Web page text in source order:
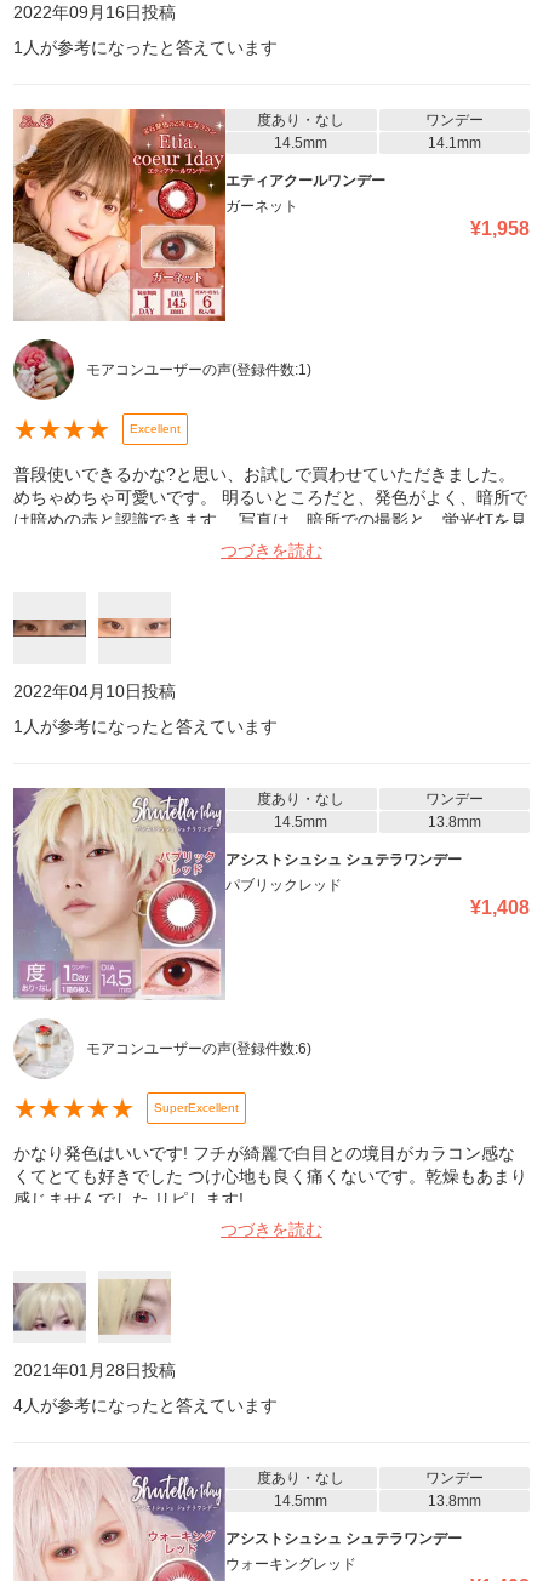
2022年09月16日投稿
1 人が参考になったと答えています
度あり・なし
ワンデー
14.5mm
14.1mm
エティアクールワンデー
ガーネット
¥1,958
モアコンユーザーの声(登録件数:1)
★★★★ Excellent
普段使いできるかな?と思い、お試しで買わせていただきました。
めちゃめちゃ可愛いです。 明るいところだと、発色がよく、暗所で
は暗めの赤と認識できます。 写真は、暗所での撮影と、蛍光灯を見
上げてのお写真になります。是非参考にしてみてください。
つづきを読む
2022年04月10日投稿
1 人が参考になったと答えています
度あり・なし
ワンデー
14.5mm
13.8mm
アシストシュシュ シュテラワンデー
パブリックレッド
¥1,408
モアコンユーザーの声(登録件数:6)
★★★★★ SuperExcellent
かなり発色はいいです! フチが綺麗で白目との境目がカラコン感な
くてとても好きでした つけ心地も良く痛くないです。乾燥もあまり
感じませんでした リピします!
つづきを読む
2021年01月28日投稿
4人が参考になったと答えています
度あり・なし
ワンデー
14.5mm
13.8mm
アシストシュシュ シュテラワンデー
ウォーキングレッド